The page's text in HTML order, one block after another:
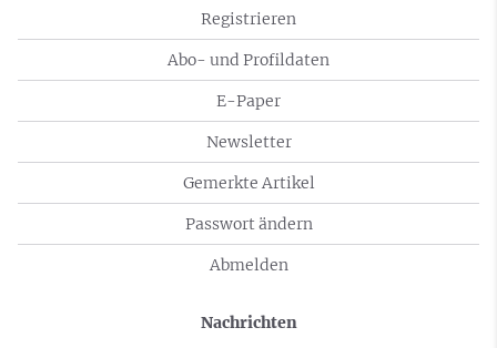
Registrieren
Abo- und Profildaten
E-Paper
Newsletter
Gemerkte Artikel
Passwort ändern
Abmelden
Nachrichten